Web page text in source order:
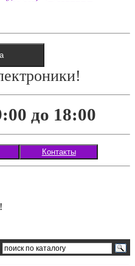
до 18:00
Контакты